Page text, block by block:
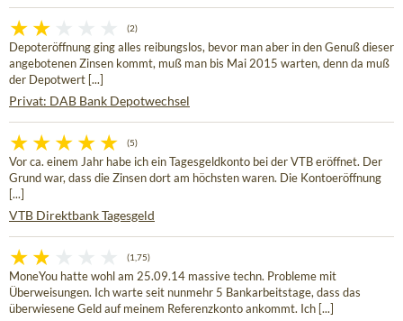
(2)
Depoteröffnung ging alles reibungslos, bevor man aber in den Genuß dieser
angebotenen Zinsen kommt, muß man bis Mai 2015 warten, denn da muß
der Depotwert [...]
Privat: DAB Bank Depotwechsel
(5)
Vor ca. einem Jahr habe ich ein Tagesgeldkonto bei der VTB eröffnet. Der
Grund war, dass die Zinsen dort am höchsten waren. Die Kontoeröffnung
[...]
VTB Direktbank Tagesgeld
(1,75)
MoneYou hatte wohl am 25.09.14 massive techn. Probleme mit
Überweisungen. Ich warte seit nunmehr 5 Bankarbeitstage, dass das
überwiesene Geld auf meinem Referenzkonto ankommt. Ich [...]